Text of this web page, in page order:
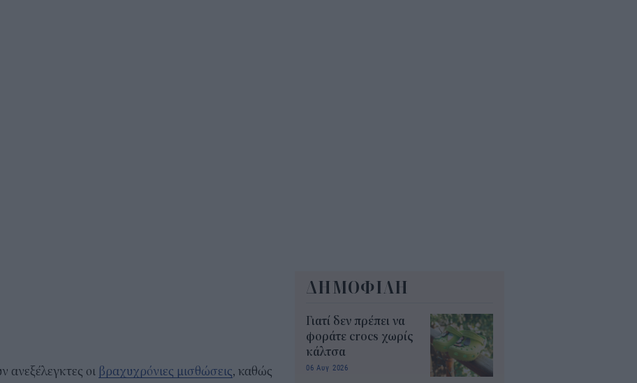
ανεξέλεγκτες οι βραχυχρόνιες μισθώσεις, καθώς
ΔΗΜΟΦΙΛΗ
Γιατί δεν πρέπει να
φοράτε crocs χωρίς
κάλτσα
06 Αυγ 2026